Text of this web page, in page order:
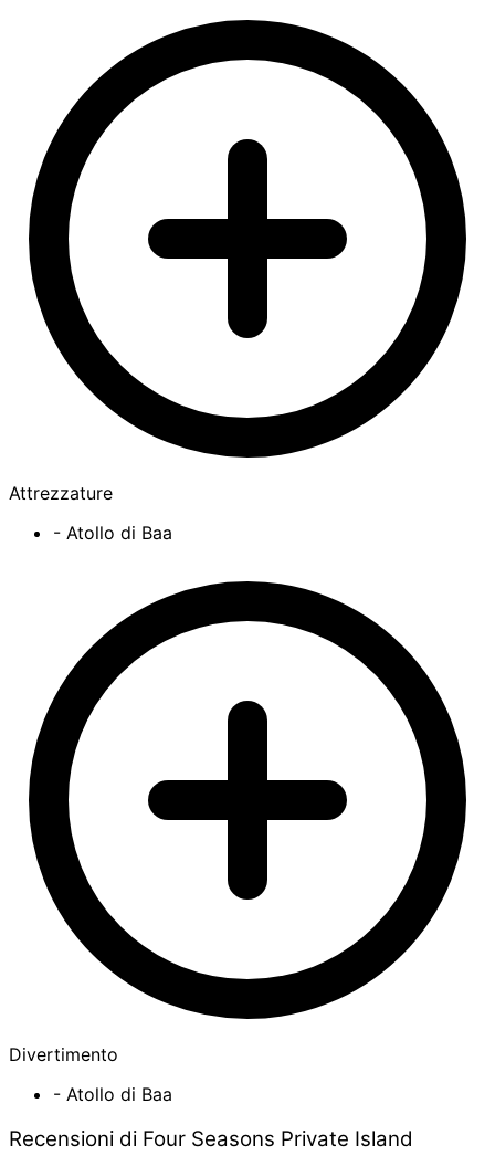
Attrezzature
- Atollo di Baa
Divertimento
- Atollo di Baa
Recensioni di Four Seasons Private Island